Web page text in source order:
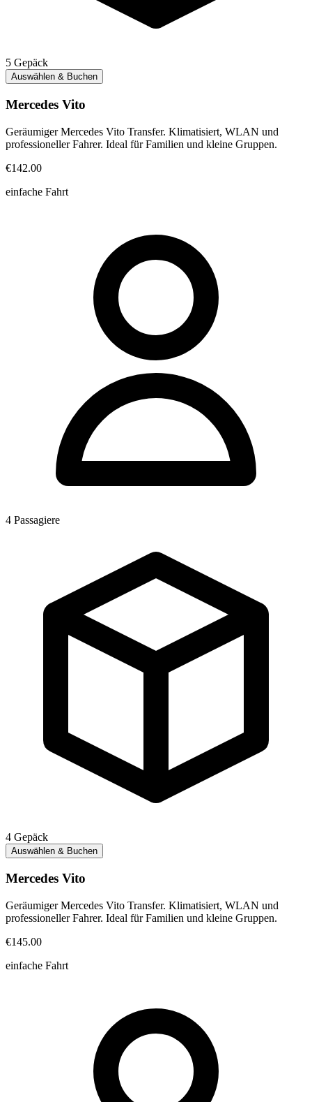
5 Gepäck
Auswählen & Buchen
Mercedes Vito
Geräumiger Mercedes Vito Transfer. Klimatisiert, WLAN und
professioneller Fahrer. Ideal für Familien und kleine Gruppen.
€142.00
einfache Fahrt
4 Passagiere
4 Gepäck
Auswählen & Buchen
Mercedes Vito
Geräumiger Mercedes Vito Transfer. Klimatisiert, WLAN und
professioneller Fahrer. Ideal für Familien und kleine Gruppen.
€145.00
einfache Fahrt